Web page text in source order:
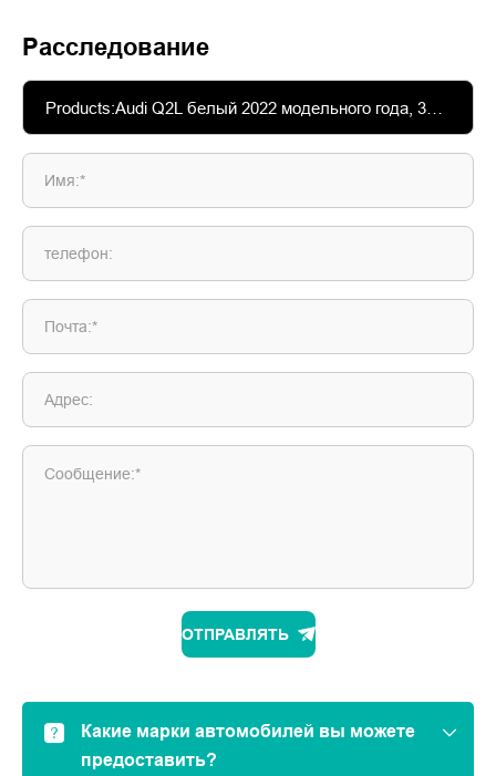
Расследование
Имя:*
телефон:
Почта:*
Адрес:
Сообщение:*
ОТПРАВЛЯТЬ
Какие марки автомобилей вы можете
предоставить?